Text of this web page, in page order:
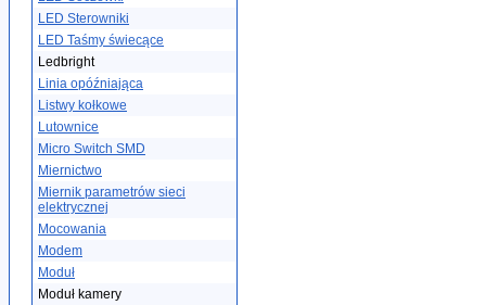
LED Sterowniki
LED Taśmy świecące
Ledbright
Linia opóźniająca
Listwy kołkowe
Lutownice
Micro Switch SMD
Miernictwo
Miernik parametrów sieci
elektrycznej
Mocowania
Modem
Moduł
Moduł kamery